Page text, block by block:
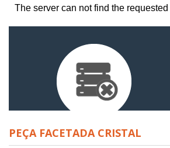
PEÇA FACETADA CRISTAL